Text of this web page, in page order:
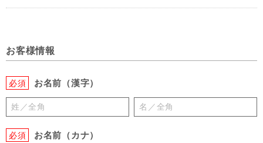
お客様情報
必須 お名前（漢字）
必須 お名前（カナ）